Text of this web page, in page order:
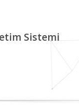
Sistemi